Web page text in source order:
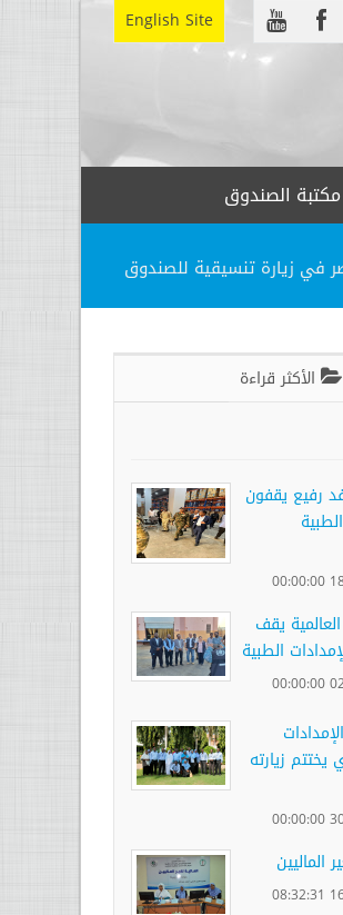
English Site
مكتبة الصندوق
في زيارة تنسيقية للصندوق
الأكثر قراءة
رفيع يقفون
يقف
الطبية
يختتم زيارته
الماليين